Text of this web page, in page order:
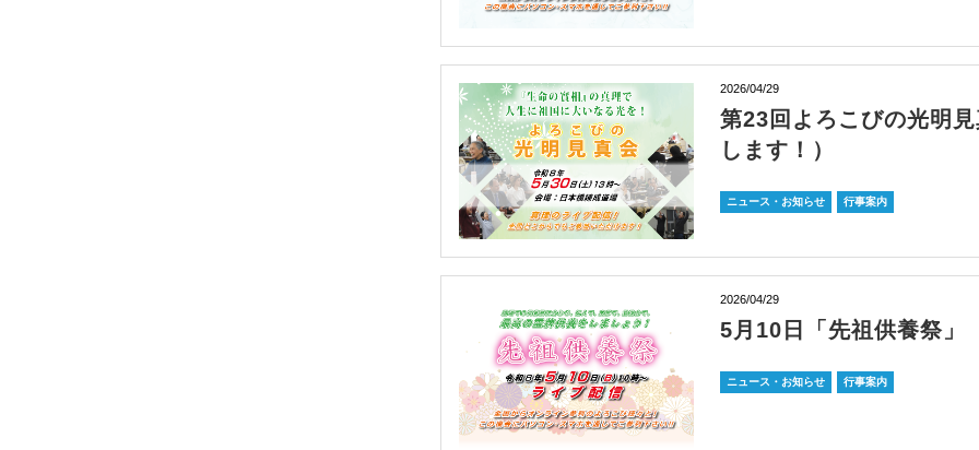
2026/04/29
第23回よろこびの光明
します！）
ニュース・お知らせ 行事案内
2026/04/29
5月10日「先祖供養祭」
ニュース・お知らせ 行事案内